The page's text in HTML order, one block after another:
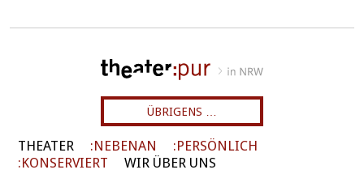
ÜBRIGENS …
THEATER NEBENAN
PERSÖNLICH
KONSERVIERT
WIR ÜBER UNS